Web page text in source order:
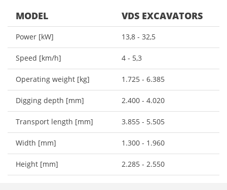
MODEL
Power [kW]
Speed [km/h]
Operating weight [kg]
Digging depth [mm]
Transport length [mm]
Width [mm]
Height [mm]
VDS EXCAVATORS
13,8 - 32,5
4 - 5,3
1.725 - 6.385
2.400 - 4.020
3.855 - 5.505
1.300 - 1.960
2.285 - 2.550